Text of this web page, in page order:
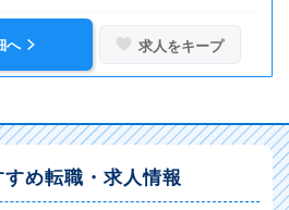
へ 求人をキープ
め転職・求人情報